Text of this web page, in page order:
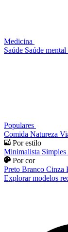
Medicina
Saúde Saúde mental
Populares
Comida Natureza
Por estilo
Minimalista Simples
Por cor
Preto Branco Cinza
Explorar modelos